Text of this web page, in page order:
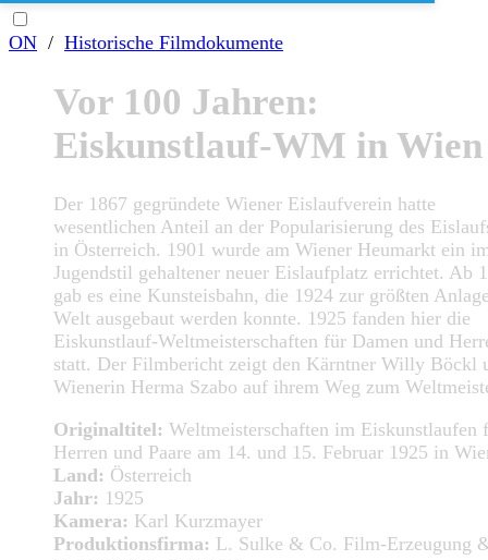
ON / Historische Filmdokumente
Vor 100 Jahren:
Eiskunstlauf-WM in Wien
Der 1867 gegründete Wiener Eislaufverein hatte
wesentlichen Anteil an der Popularisierung des
in Österreich. 1901 wurde am Wiener Heumarkt ein
Jugendstil gehaltener neuer Eislaufplatz errichtet. Ab
gab es eine Kunsteisbahn, die 1924 zur größten
Welt ausgebaut werden konnte. 1925 fanden hier die
Eiskunstlauf-Weltmeisterschaften für Damen und
statt. Der Filmbericht zeigt den Kärntner Willy Böckl
Wienerin Herma Szabo auf ihrem Weg zum
Originaltitel: Weltmeisterschaften im Eiskunstlaufen
Herren und Paare am 14. und 15. Februar 1925 in
Land: Österreich
Jahr: 1925
Kamera: Karl Kurzmayer
Produktionsfirma: L. Sulke & Co. Film-Erzeugung